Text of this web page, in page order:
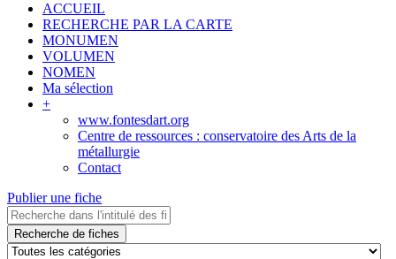
ACCUEIL
RECHERCHE PAR LA CARTE
MONUMEN
VOLUMEN
NOMEN
Ma sélection
+
www.fontesdart.org
Centre de ressources : conservatoire des Arts de la
métallurgie
Contact
Publier une fiche
Recherche de fiches